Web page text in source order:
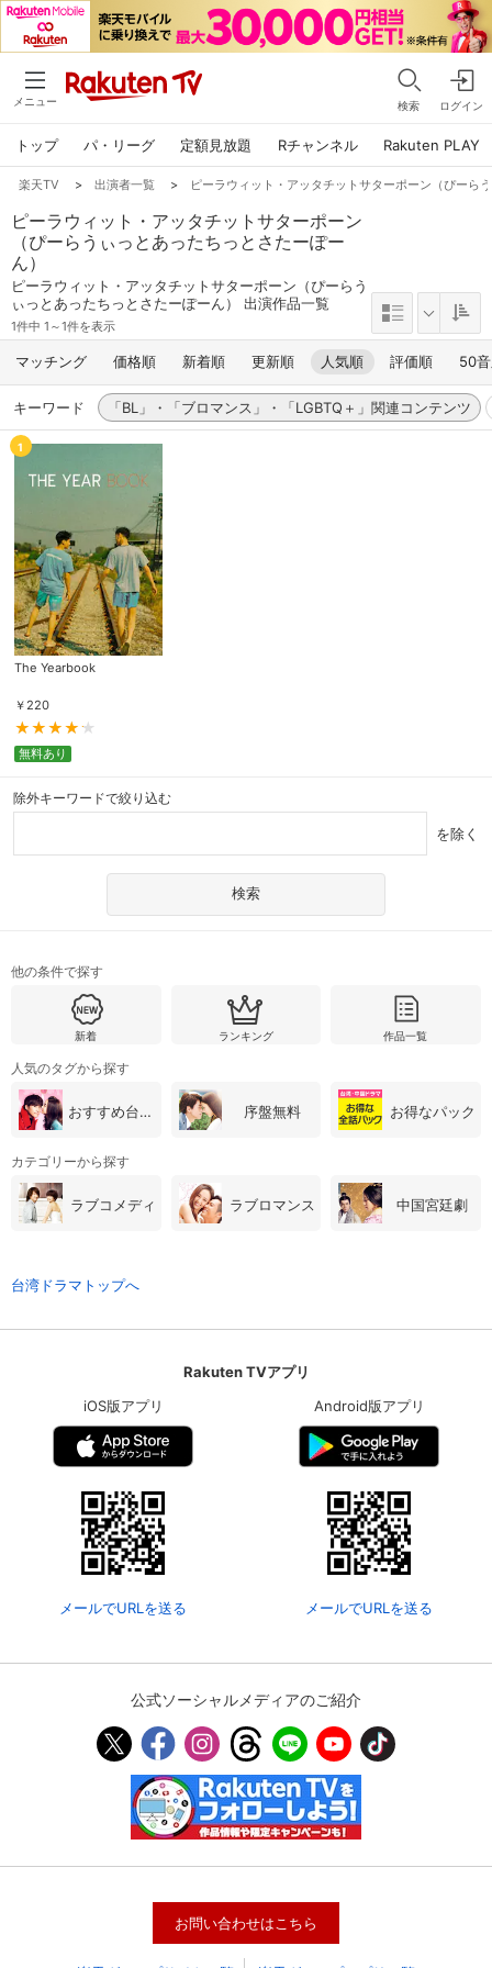
メニュー 検索 ログイン
トップ パ・リーグ 定額見放題 Rチャンネル Rakuten PLAY
会員情報
基本情報、本人連絡先、パスワード 、クレ
決済方法の変更が可能です。
楽天TV > 出演者一覧 > ピーラウィット・アッタチットサターポーン（ぴーら
ピーラウィット・アッタチットサターポーン
（ぴーらうぃっとあったちっとさたーぽー
ん）
ピーラウィット・アッタチットサターポーン（ぴーらう
ぃっとあったちっとさたーぽーん） 出演作品一覧
1件中 1～1件を表示
マッチング 価格順 新着順 更新順 人気順 評価順 50
キーワード 「BL」・「ブロマンス」・「LGBTQ＋」関連コンテンツ
1
The Yearbook
￥ 220
無料あり
除外キーワードで絞り込む
を除く
他の条件で探す
新着 ランキング 作品一覧
人気のタグから探す
おすすめ台湾・中国ドラマ 序盤無料 お得なパック
カテゴリーから探す
ラブコメディ ラブロマンス 中国宮廷劇
台湾ドラマトップへ
Rakuten TVアプリ
iOS版アプリ
メールでURLを送る
Android版アプリ
メールでURLを送る
公式ソーシャルメディアのご紹介
お問い合わせはこちら